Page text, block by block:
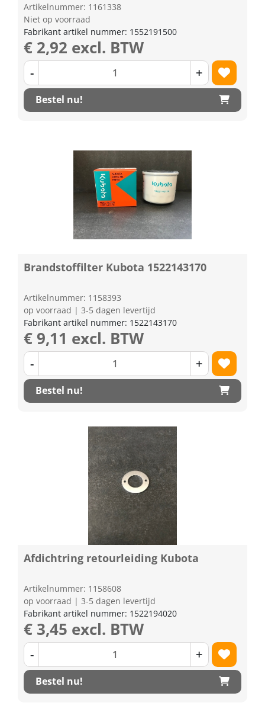
Artikelnummer: 1161338
Niet op voorraad
Fabrikant artikel nummer: 1552191500
€ 2,92 excl. BTW
- +
Bestel nu!
Brandstoffilter Kubota 1522143170
Artikelnummer: 1158393
op voorraad | 3-5 dagen levertijd
Fabrikant artikel nummer: 1522143170
€ 9,11 excl. BTW
- +
Bestel nu!
Afdichtring retourleiding Kubota
Artikelnummer: 1158608
op voorraad | 3-5 dagen levertijd
Fabrikant artikel nummer: 1522194020
€ 3,45 excl. BTW
- +
Bestel nu!